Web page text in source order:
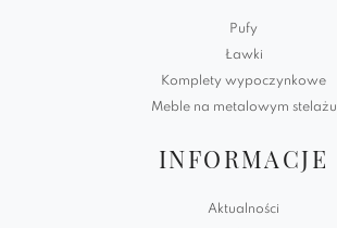
Pufy
Ławki
Komplety wypoczynkowe
Meble na metalowym stelażu
INFORMACJE
Aktualności